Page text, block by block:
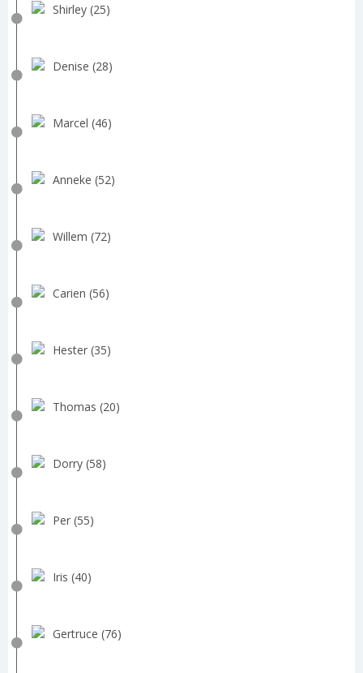
Shirley (25)
Denise (28)
Marcel (46)
Anneke (52)
Willem (72)
Carien (56)
Hester (35)
Thomas (20)
Dorry (58)
Per (55)
Iris (40)
Gertruce (76)